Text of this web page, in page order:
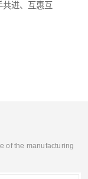
进、互惠互
of the manufacturing